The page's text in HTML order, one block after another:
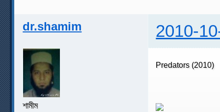
dr.shamim 2010-
শামীম
Predators (2010)